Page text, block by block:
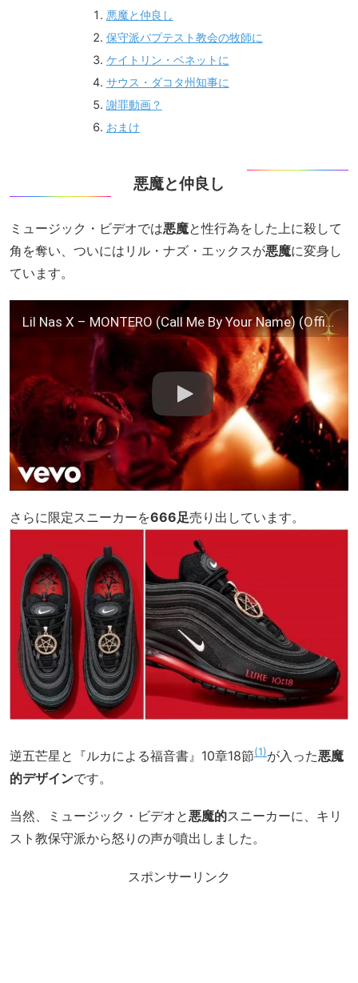
悪魔と仲良し
保守派バプテスト教会の牧師に
ケイトリン・ベネットに
サウス・ダコタ州知事に
謝罪動画？
おまけ
悪魔と仲良し
ミュージック・ビデオでは悪魔と性行為をした上に殺して
角を奪い、ついにはリル・ナズ・エックスが悪魔に変身し
ています。
Lil Nas X – MONTERO (Call Me By Your Name) (Official Video)
さらに限定スニーカーを666足売り出しています。
逆五芒星と『ルカによる福音書』10章18節 1 が入った悪魔
的デザインです。
当然、ミュージック・ビデオと悪魔的スニーカーに、キリ
スト教保守派から怒りの声が噴出しました。
スポンサーリンク